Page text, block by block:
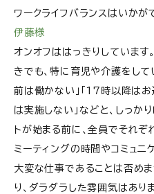
ワークライフバランスはいかが
伊藤様
オンオフははっきりしています
きでも、特に育児や介護をし
前は働かない」「17時以降は
は実施しない」などと、しっか
トが始まる前に、全員でそれぞ
ミーティングの時間やコミュニ
大変な仕事であることは否め
り、ダラダラした雰囲気はあり